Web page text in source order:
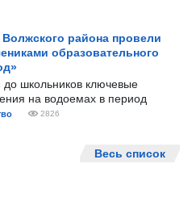
района провели
образовательного
школьников ключевые
на водоемах в период
2826
Весь список